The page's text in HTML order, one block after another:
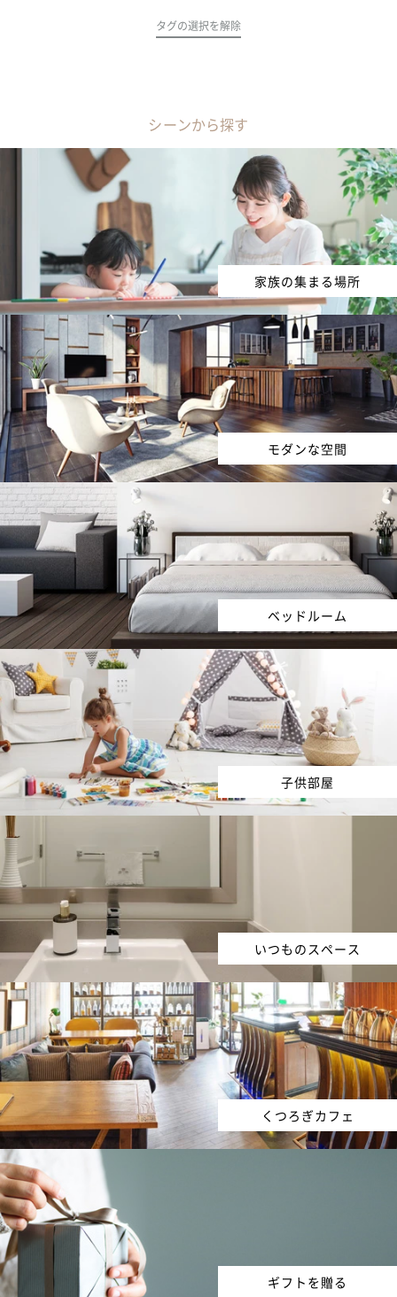
タグの選択を解除
シーンから探す
家族の集まる場所
モダンな空間
ベッドルーム
子供部屋
いつものスペース
くつろぎカフェ
ギフトを贈る